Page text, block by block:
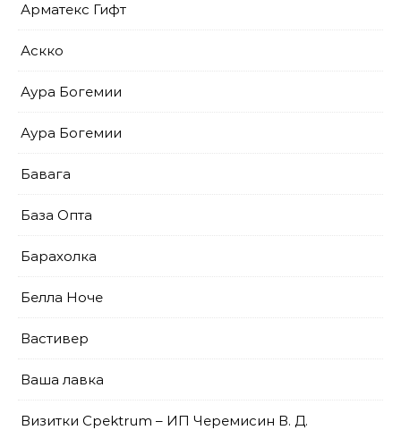
Арматекс Гифт
Аскко
Аура Богемии
Аура Богемии
Бавага
База Опта
Барахолка
Белла Ноче
Вастивер
Ваша лавка
Визитки Cpektrum – ИП Черемисин В. Д.